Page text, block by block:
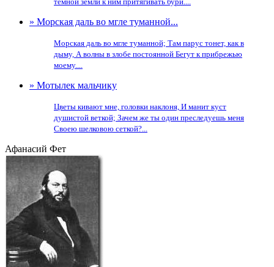
» Морская даль во мгле туманной...
Морская даль во мгле туманной; Там парус тонет, как в
дыму, А волны в злобе постоянной Бегут к прибрежью
моему....
» Мотылек мальчику
Цветы кивают мне, головки наклоня, И манит куст
душистой веткой; Зачем же ты один преследуешь меня
Своею шелковою сеткой?...
Афанасий Фет